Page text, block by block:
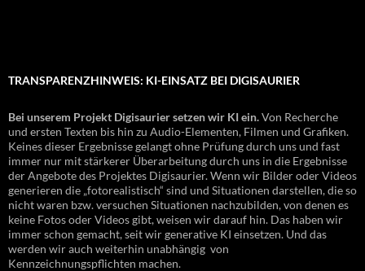
TRANSPARENZHINWEIS: KI-EINSATZ BEI DIGISAURIER
Bei unserem Projekt Digisaurier setzen wir KI ein.Von Recherche
und ersten Texten bis hin zu Audio-Elementen, Filmen und Grafiken.
Keines dieser Ergebnisse gelangt ohne Prüfung durch uns und fast
immer nur mit stärkerer Überarbeitung durch uns in die Ergebnisse
der Angebote des Projektes Digisaurier. Wenn wir Bilder oder Videos
generieren die „fotorealistisch“ sind und Situationen darstellen, die so
nicht waren bzw. versuchen Situationen nachzubilden, von denen es
keine Fotos oder Videos gibt, weisen wir darauf hin. Das haben wir
immer schon gemacht, seit wir generative KI einsetzen. Und das
werden wir auch weiterhin unabhängig von
Kennzeichnungspflichten machen.